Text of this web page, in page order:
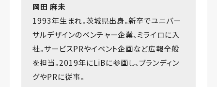
岡田 麻未
1993年生まれ。茨城県出身。新卒でユニバー
サルデザインのベンチャー企業、ミライロに入
社。サービスPRやイベント企画など広報全般
を担当。2019年にLiBに参画し、ブランディン
グやPRに従事。